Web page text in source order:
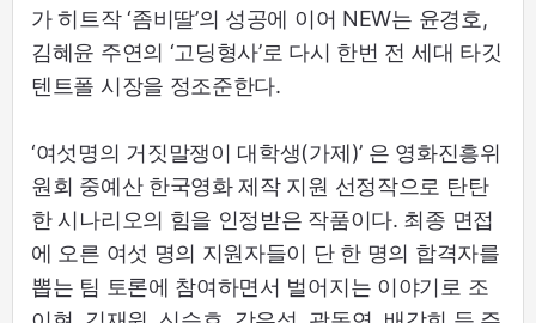
가 히트작 ‘좀비딸’의 성공에 이어 NEW는 윤경호,
김혜윤 주연의 ‘고딩형사’로 다시 한번 전 세대 타깃
텐트폴 시장을 정조준한다.
‘여섯명의 거짓말쟁이 대학생(가제)’ 은 영화진흥위
원회 중예산 한국영화 제작 지원 선정작으로 탄탄
한 시나리오의 힘을 인정받은 작품이다. 최종 면접
에 오른 여섯 명의 지원자들이 단 한 명의 합격자를
뽑는 팀 토론에 참여하면서 벌어지는 이야기로 조